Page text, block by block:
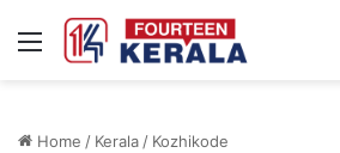
Menu
Home / Kerala/ Kozhikode